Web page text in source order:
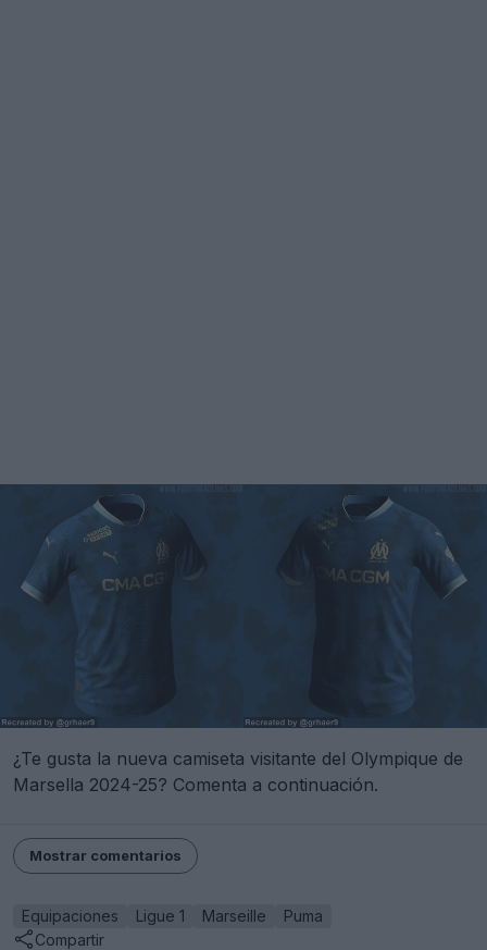
¿Te gusta la nueva camiseta visitante del Olympique de
Marsella 2024-25? Comenta a continuación.
Mostrar comentarios
Equipaciones Ligue 1 Marseille
Puma
Compartir